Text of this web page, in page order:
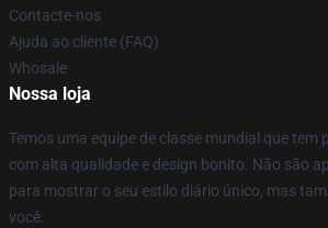
Contacte-nos
Ajuda ao cliente (FAQ)
Whosale
Nossa loja
Temos uma equipe de classe mundial que
com alta qualidade e design bonito. Não são
para mostrar o seu estilo diário único, mas
você.